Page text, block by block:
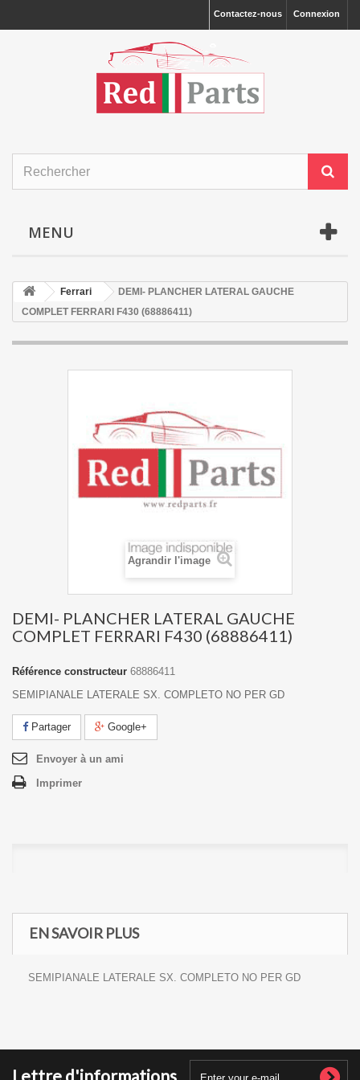
Connexion
Contactez-nous
MENU
Ferrari
DEMI- PLANCHER LATERAL GAUCHE
COMPLET FERRARI F430 (68886411)
Agrandir l'image
DEMI- PLANCHER LATERAL GAUCHE
COMPLET FERRARI F430 (68886411)
Référence constructeur 68886411
SEMIPIANALE LATERALE SX. COMPLETO NO PER GD
Partager Google+
Envoyer à un ami
Imprimer
EN SAVOIR PLUS
SEMIPIANALE LATERALE SX. COMPLETO NO PER GD
Lettre d'informations